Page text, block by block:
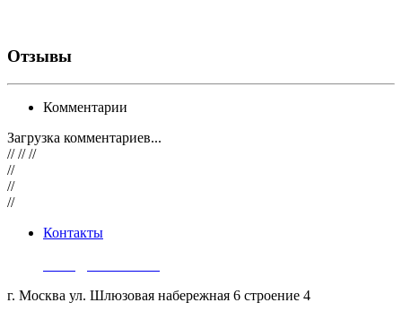
Отзывы
Комментарии
Загрузка комментариев...
// // //
//
//
//
Контакты
г. Москва ул. Шлюзовая набережная 6 строение 4